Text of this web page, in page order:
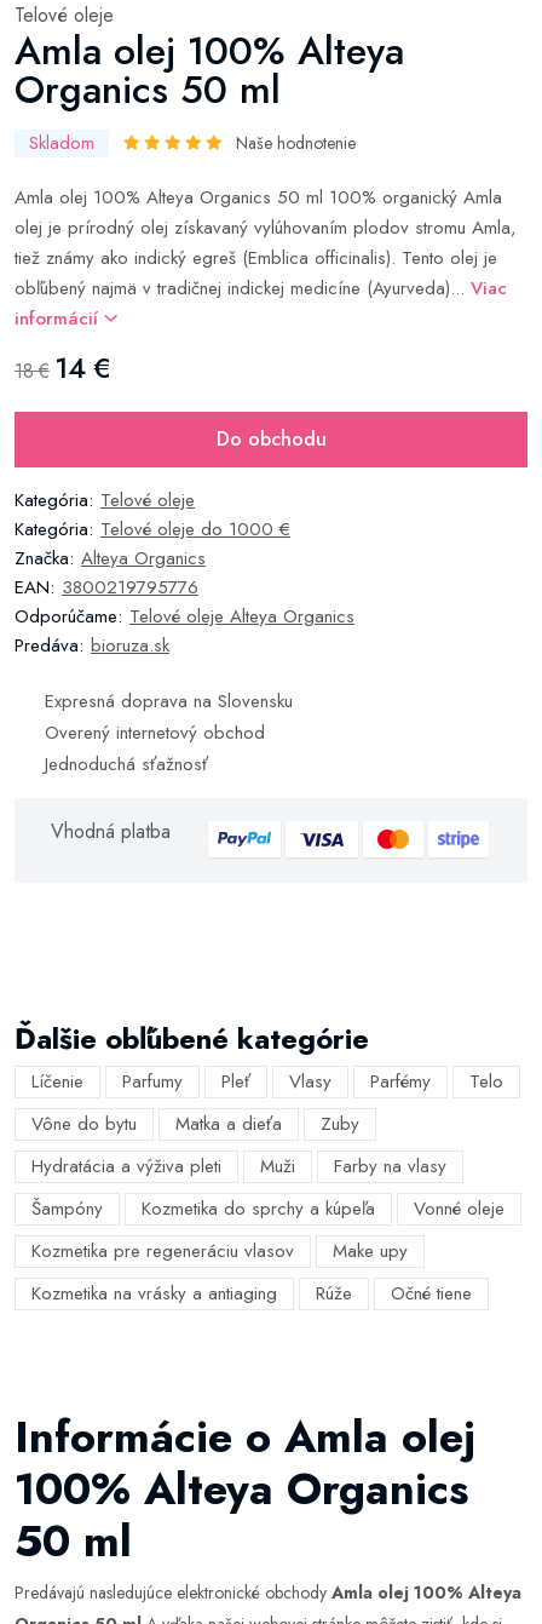
Telové oleje
Amla olej 100% Alteya
Organics 50 ml
Skladom Naše hodnotenie
Amla olej 100% Alteya Organics 50 ml 100% organický Amla
olej je prírodný olej získavaný vylúhovaním plodov stromu Amla,
tiež známy ako indický egreš (Emblica officinalis). Tento olej je
obľúbený najmä v tradičnej indickej medicíne (Ayurveda)... Viac
informácií
18 € 14 €
Do obchodu
Kategória: Telové oleje
Kategória: Telové oleje do 1000 €
Značka: Alteya Organics
EAN: 3800219795776
Odporúčame: Telové oleje Alteya Organics
Predáva: bioruza.sk
Expresná doprava na Slovensku
Overený internetový obchod
Jednoduchá sťažnosť
Vhodná platba
Ďalšie obľúbené kategórie
Líčenie Parfumy Pleť Vlasy Parfémy
Telo
Vône do bytu
Matka a dieťa
Zuby
Hydratácia a výživa pleti
Muži
Farby na vlasy
Šampóny
Kozmetika do sprchy a kúpeľa
Vonné oleje
Kozmetika pre regeneráciu vlasov
Make upy
Kozmetika na vrásky a antiaging
Rúže Očné tiene
Informácie o Amla olej
100% Alteya Organics
50 ml
Predávajú nasledujúce elektronické obchody Amla olej 100% Alteya